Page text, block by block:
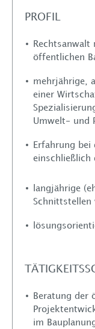
PROFIL
öffentlichen
mehrjährige,
einer
Umwelt- und
Erfahrung bei
einschließlich
langjährige
Schnittstellen
Beratung der
im